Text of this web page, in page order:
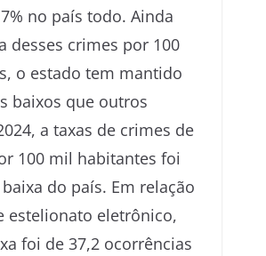
no país todo. Ainda
desses crimes por 100
o estado tem mantido
baixos que outros
a taxas de crimes de
100 mil habitantes foi
do país. Em relação
estelionato eletrônico,
foi de 37,2 ocorrências